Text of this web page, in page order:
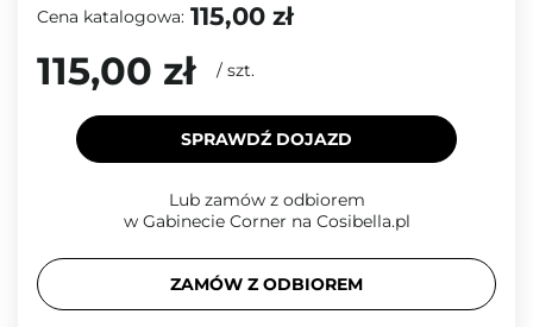
Cena katalogowa: 115,00 zł
115,00 zł / szt.
SPRAWDŹ DOJAZD
Lub zamów z odbiorem
w Gabinecie Corner na Cosibella.pl
ZAMÓW Z ODBIOREM